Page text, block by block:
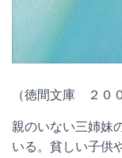
（徳間文庫 ２０
親のいない三姉妹
いる。貧しい子供